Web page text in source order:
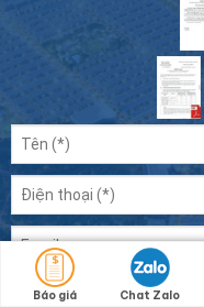
Báo giá Chat Zalo